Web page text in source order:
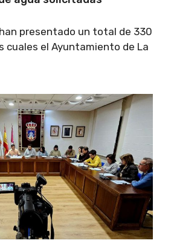
presentado un total de 330
cuales el Ayuntamiento de La